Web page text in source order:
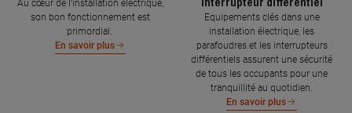
Au cœur de l’installation électrique,
son bon fonctionnement est
primordial.
En savoir plus
interrupteur différentiel
Equipements clés dans une
installation électrique, les
parafoudres et les interrupteurs
différentiels assurent une sécurité
de tous les occupants pour une
tranquillité au quotidien.
En savoir plus